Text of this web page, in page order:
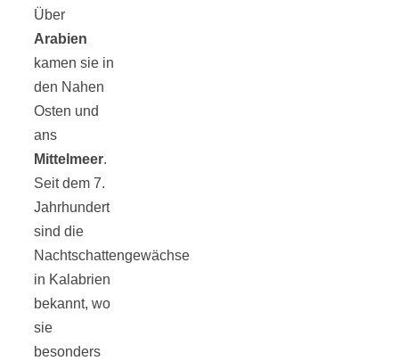
Über
Arabien
kamen sie in
den Nahen
Osten und
ans
Mittelmeer.
Seit dem 7.
Jahrhundert
sind die
Nachtschattengewächse
in Kalabrien
bekannt, wo
sie
besonders